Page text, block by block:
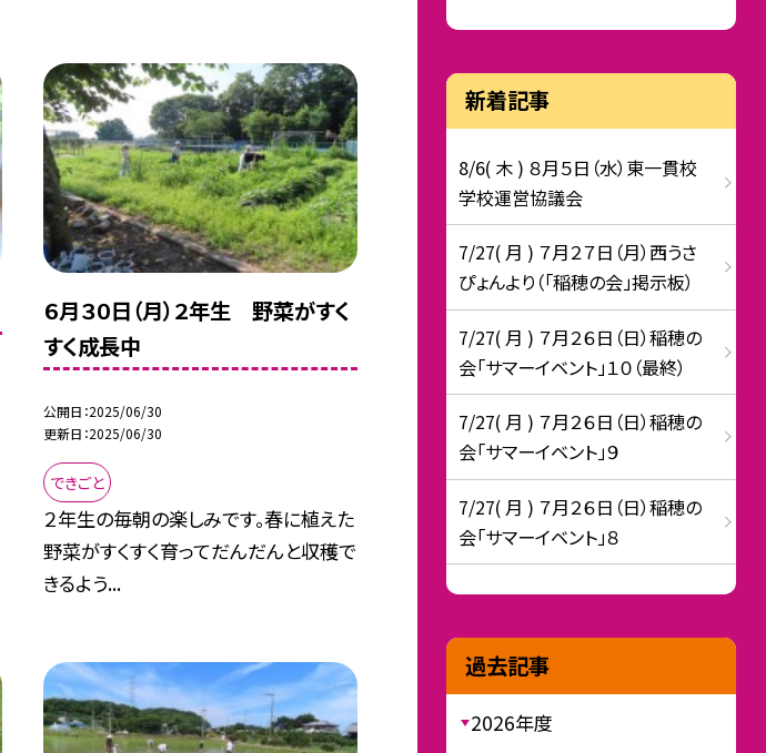
６月３０日（月）２年生 野菜がすく
すく成長中
公開日 2025/06/30
更新日 2025/06/30
できごと
２年生の毎朝の楽しみです。春に植えた
野菜がすくすく育ってだんだんと収穫で
きるよう...
新着記事
8/6( 木 ) ８月５日（水）東一貫校
学校運営協議会
7/27( 月 ) ７月２７日（月）西うさ
ぴょんより（「稲穂の会」掲示板）
7/27( 月 ) ７月２６日（日）稲穂の
会「サマーイベント」１０（最終）
7/27( 月 ) ７月２６日（日）稲穂の
会「サマーイベント」９
7/27( 月 ) ７月２６日（日）稲穂の
会「サマーイベント」８
過去記事
2026年度